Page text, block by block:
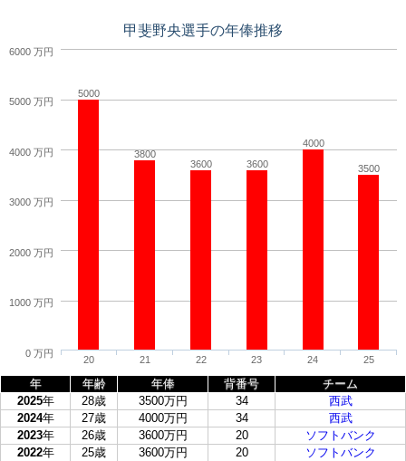
甲斐野央選手の年俸推移
5000
3800
3600
3600
4000
3500
20 21 22 23 24 25
0 万円
1000 万円
2000 万円
3000 万円
4000 万円
5000 万円
6000 万円
年 年齢 年俸 背番号
チーム
2025年 28歳 3500万円 34
西武
2024年 27歳 4000万円 34
西武
2023年 26歳 3600万円 20
ソフトバンク
2022年 25歳 3600万円 20
ソフトバンク